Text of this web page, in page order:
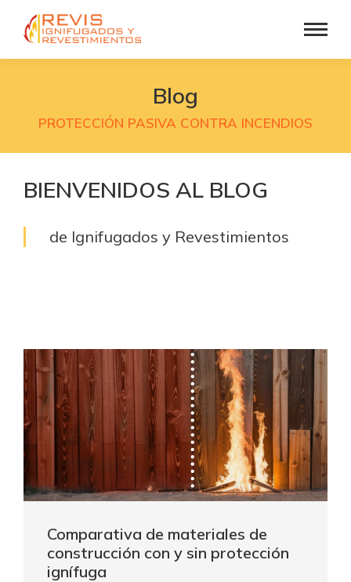
Blog
PROTECCIÓN PASIVA CONTRA INCENDIOS
BIENVENIDOS AL BLOG
de Ignifugados y Revestimientos
Comparativa de materiales de
construcción con y sin protección
ignífuga